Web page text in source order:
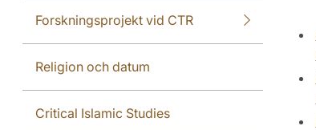
Forskningsprojekt vid CTR
Religion och datum
Critical Islamic Studies